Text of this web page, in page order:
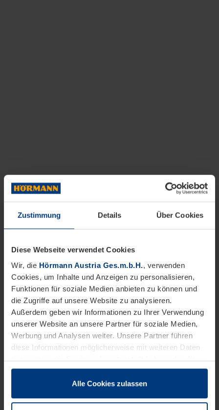
Zustimmung Details Über Cookies
Diese Webseite verwendet Cookies
Wir, die Hörmann Austria Ges.m.b.H., verwenden
Cookies, um Inhalte und Anzeigen zu personalisieren,
Funktionen für soziale Medien anbieten zu können und
die Zugriffe auf unsere Website zu analysieren.
Außerdem geben wir Informationen zu Ihrer Verwendung
unserer Website an unsere Partner für soziale Medien,
Werbung und Analysen weiter. Unsere Partner führen
diese Informationen möglicherweise mit weiteren Daten
zusammen, die Sie ihnen bereitgestellt haben oder die
sie im Rahmen Ihrer Nutzung der Dienste gesammelt
wenn diese für den Betrieb dieser Seite unbedingt
Alle Cookies zulassen